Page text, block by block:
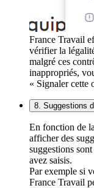
France Travail
vérifier la
malgré ces
inappropriés,
« Signaler cette
8. Suggestions
En fonction de
afficher des
suggestions
avez saisis.
Par exemple si
France Travail